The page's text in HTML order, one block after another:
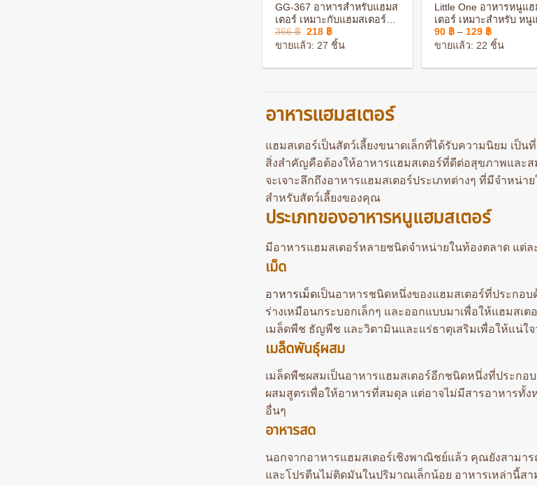
GG-367 อาหารสำหรับแฮมส
เตอร์ เหมาะกับแฮมสเตอร์ทุก
สายพันธุ์ สารอาหารครบถ้วน
366฿ Original
price
was:
218 ฿Current
price
is:
ขายแล้ว: 27 ชิ้น
Little One อาหารหนูแฮ
เตอร์ เหมาะสำหรับ หนูแ
เตอร์ทุกสายพันธุ์
90 ฿ – 129 ฿Price
range:
90 ฿
129 ฿
ขายแล้ว: 22 ชิ้น
อาหารแฮมสเตอร์
แฮมสเตอร์เป็นสัตว์เลี้ยงขนาดเล็กที่ได้รับความนิยม เป็
สิ่งสำคัญคือต้องให้อาหารแฮมสเตอร์ที่ดีต่อสุขภาพและ
จะเจาะลึกถึงอาหารแฮมสเตอร์ประเภทต่างๆ ที่มีจำหน่
สำหรับสัตว์เลี้ยงของคุณ
ประเภทของอาหารหนูแฮมสเตอร์
มีอาหารแฮมสเตอร์หลายชนิดจำหน่ายในท้องตลาด แ
เม็ด
อาหารเม็ดเป็นอาหารชนิดหนึ่งของแฮมสเตอร์ที่ประกอ
ร่างเหมือนกระบอกเล็กๆ และออกแบบมาเพื่อให้แฮมส
เมล็ดพืช ธัญพืช และวิตามินและแร่ธาตุเสริมเพื่อให้แน่ใ
เมล็ดพันธุ์ผสม
เมล็ดพืชผสมเป็นอาหารแฮมสเตอร์อีกชนิดหนึ่งที่ประก
ผสมสูตรเพื่อให้อาหารที่สมดุล แต่อาจไม่มีสารอาหารทั้
อื่นๆ
อาหารสด
นอกจากอาหารแฮมสเตอร์เชิงพาณิชย์แล้ว คุณยังสามา
และโปรตีนไม่ติดมันในปริมาณเล็กน้อย อาหารเหล่านี้ส